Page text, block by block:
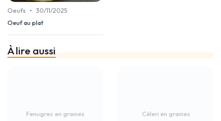
Oeufs • 30/11/2025
Oeuf au plat
À lire aussi
Fenugrec en graines Céleri en graines